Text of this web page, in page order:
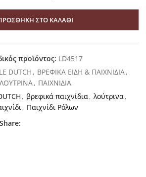
ΣΤΟ ΚΑΛΆΘΙ
προϊόντος: LD4517
DUTCH , ΒΡΕΦΙΚΑ ΕΙΔΗ & ΠΑΙΧΝΙΔΙΑ,
ΛΟΥΤΡΙΝΑ, ΠΑΙΧΝΙΔΙΑ
, βρεφικά παιχνίδια , λούτρινα ,
, Παιχνίδι Ρόλων
Share: